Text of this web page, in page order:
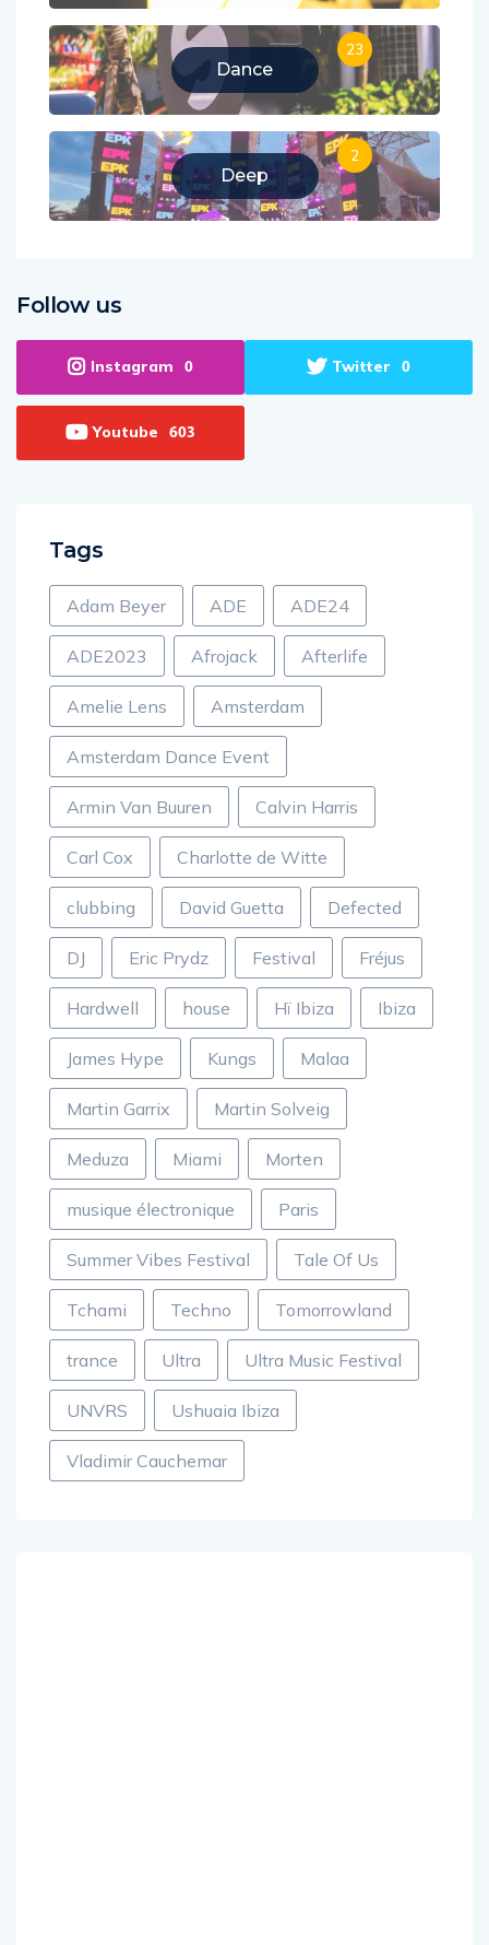
Dance
23
Deep
2
Follow us
Instagram 0 Twitter 0
Youtube 603
Tags
Adam Beyer ADE ADE24
ADE2023 Afrojack Afterlife
Amelie Lens Amsterdam
Amsterdam Dance Event
Armin Van Buuren Calvin Harris
Carl Cox Charlotte de Witte
clubbing David Guetta Defected
DJ Eric Prydz Festival Fréjus
Hardwell house Hï Ibiza Ibiza
James Hype Kungs Malaa
Martin Garrix Martin Solveig
Meduza Miami Morten
musique électronique Paris
Summer Vibes Festival Tale Of Us
Tchami Techno Tomorrowland
trance Ultra Ultra Music Festival
UNVRS Ushuaia Ibiza
Vladimir Cauchemar